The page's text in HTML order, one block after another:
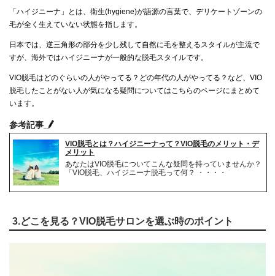
「ハイジニーナ」とは、衛生(hygiene)が語源の言葉で、デリケートゾーンの
毛が全く生えていない状態を指します。
日本では、逆三角形の部分を少し残して自然に毛を整えるスタイルが主流で
すが、海外ではハイジニーナが一般的な脱毛スタイルです。
VIO脱毛はどのぐらいの人がやってる？どの年代の人がやってる？など、VIO
脱毛したことがない人が気になる疑問についてはこちらのページにまとめて
います。
参考記事
VIO脱毛とは？ハイジニーナって？VIO脱毛のメリット・デ
メリット
あなたはVIO脱毛についてこんな疑問を持っていませんか？
「VIO脱毛、ハイジニーナ脱毛って何？ ・・・・
3.どこを見る？VIO脱毛サロンを選ぶ時のポイント